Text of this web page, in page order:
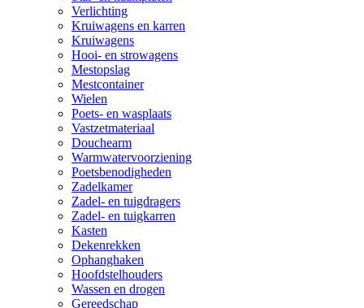
Verlichting
Kruiwagens en karren
Kruiwagens
Hooi- en strowagens
Mestopslag
Mestcontainer
Wielen
Poets- en wasplaats
Vastzetmateriaal
Douchearm
Warmwatervoorziening
Poetsbenodigheden
Zadelkamer
Zadel- en tuigdragers
Zadel- en tuigkarren
Kasten
Dekenrekken
Ophanghaken
Hoofdstelhouders
Wassen en drogen
Gereedschap